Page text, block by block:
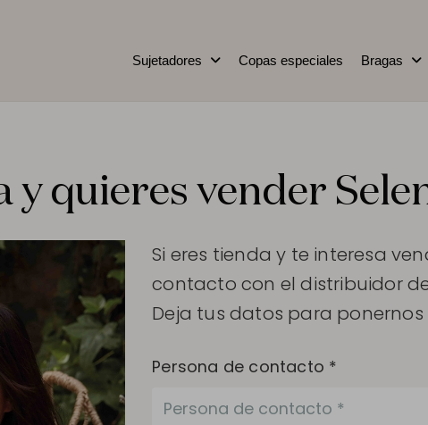
Sujetadores Copas especiales Bragas
y quieres vender
Si eres tienda y te interesa
contacto con el distribuidor
Deja tus datos para
Persona de contacto *